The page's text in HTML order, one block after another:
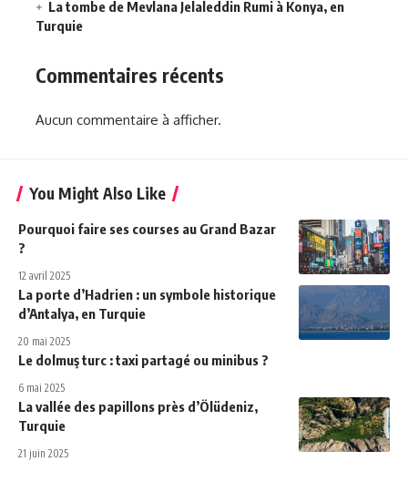
La tombe de Mevlana Jelaleddin Rumi à Konya, en
Turquie
Commentaires récents
Aucun commentaire à afficher.
You Might Also Like
Pourquoi faire ses courses au Grand Bazar
?
12 avril 2025
La porte d’Hadrien : un symbole historique
d’Antalya, en Turquie
20 mai 2025
Le dolmuş turc : taxi partagé ou minibus ?
6 mai 2025
La vallée des papillons près d’Ölüdeniz,
Turquie
21 juin 2025